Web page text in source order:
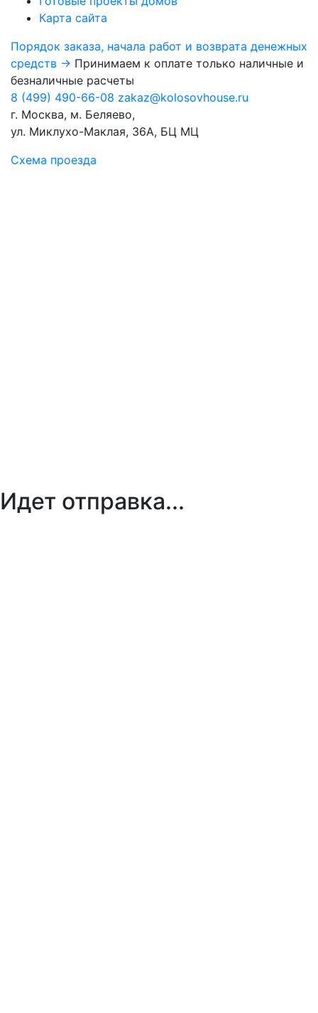
Карта сайта
Порядок заказа, начала работ и возврата денежных
средств → Принимаем к оплате только наличные и
безналичные расчеты
8 (499) 490-66-08 zakaz@kolosovhouse.ru
г. Москва, м. Беляево,
ул. Миклухо-Маклая, 36А, БЦ МЦ
Схема проезда
Идет отправка...